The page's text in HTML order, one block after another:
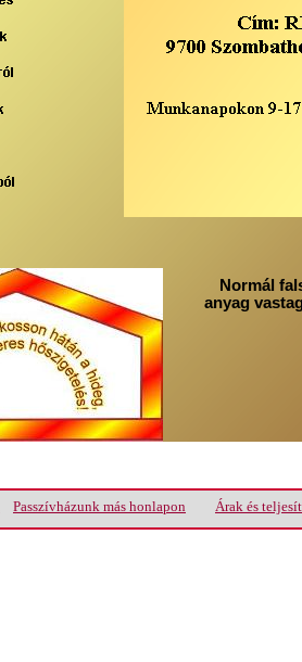
Normál
anyag
Passzívházunk más honlapon Árak és